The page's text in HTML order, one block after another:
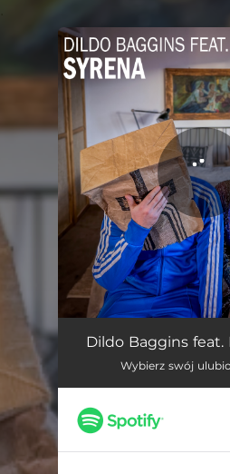
You're all set!
Syrena (feat. Kafi)
Dildo Baggins feat.
Wybierz swój